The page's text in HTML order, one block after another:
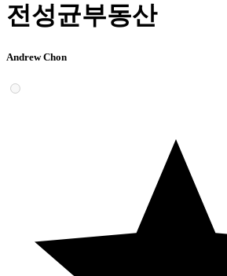
전성균부동산
Andrew Chon